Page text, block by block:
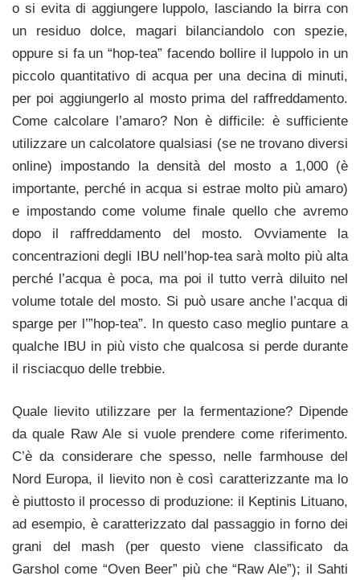
o si evita di aggiungere luppolo, lasciando la birra con
un residuo dolce, magari bilanciandolo con spezie,
oppure si fa un “hop-tea” facendo bollire il luppolo in un
piccolo quantitativo di acqua per una decina di minuti,
per poi aggiungerlo al mosto prima del raffreddamento.
Come calcolare l’amaro? Non è difficile: è sufficiente
utilizzare un calcolatore qualsiasi (se ne trovano diversi
online) impostando la densità del mosto a 1,000 (è
importante, perché in acqua si estrae molto più amaro)
e impostando come volume finale quello che avremo
dopo il raffreddamento del mosto. Ovviamente la
concentrazioni degli IBU nell’hop-tea sarà molto più alta
perché l’acqua è poca, ma poi il tutto verrà diluito nel
volume totale del mosto. Si può usare anche l’acqua di
sparge per l’”hop-tea”. In questo caso meglio puntare a
qualche IBU in più visto che qualcosa si perde durante
il risciacquo delle trebbie.
Quale lievito utilizzare per la fermentazione? Dipende
da quale Raw Ale si vuole prendere come riferimento.
C’è da considerare che spesso, nelle farmhouse del
Nord Europa, il lievito non è così caratterizzante ma lo
è piuttosto il processo di produzione: il Keptinis Lituano,
ad esempio, è caratterizzato dal passaggio in forno dei
grani del mash (per questo viene classificato da
Garshol come “Oven Beer” più che “Raw Ale”); il Sahti